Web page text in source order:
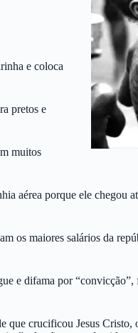
e coloca
pretos e
muitos
aérea porque ele
os maiores salários da
difama por
crucificou Jesus